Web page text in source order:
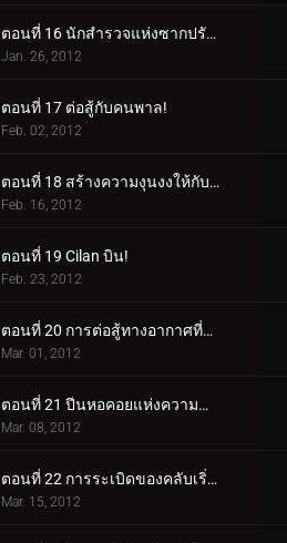
ตอนที่ 16 นักสำรวจแห่งซากปรักหักพังของฮีโร่!
Jan. 26, 2012
ตอนที่ 17 ต่อสู้กับคนพาล!
Feb. 02, 2012
ตอนที่ 18 สร้างความงุนงงให้กับ Bouffalant!
Feb. 16, 2012
ตอนที่ 19 Cilan บิน!
Feb. 23, 2012
ตอนที่ 20 การต่อสู้ทางอากาศที่น่าทึ่ง!
Mar. 01, 2012
ตอนที่ 21 ปีนหอคอยแห่งความสำเร็จ!
Mar. 08, 2012
ตอนที่ 22 การระเบิดของคลับเริ่มต้นขึ้นแล้ว!
Mar. 15, 2012